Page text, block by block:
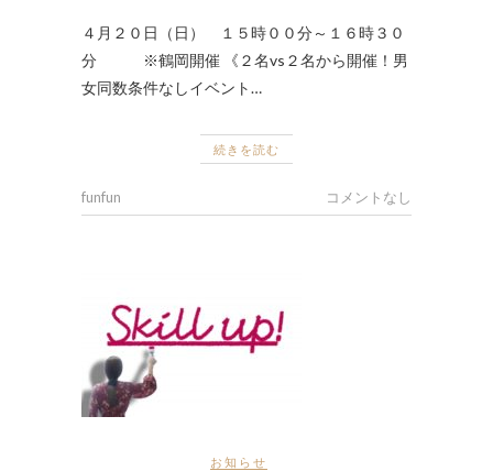
４月２０日（日） １５時００分～１６時３０
分 ※鶴岡開催 《２名vs２名から開催！男
女同数条件なしイベント…
続きを読む
funfun コメントなし
お知らせ